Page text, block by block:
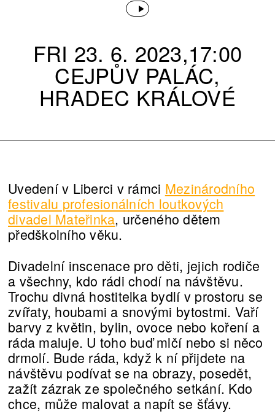
FRI 23. 6. 2023,17:00
CEJPŮV PALÁC,
HRADEC KRÁLOVÉ
Uvedení v Liberci v rámci Mezinárodního
festivalu profesionálních loutkových
divadel Mateřinka, určeného dětem
předškolního věku.
Divadelní inscenace pro děti, jejich rodiče
a všechny, kdo rádi chodí na návštěvu.
Trochu divná hostitelka bydlí v prostoru se
zvířaty, houbami a snovými bytostmi. Vaří
barvy z květin, bylin, ovoce nebo koření a
ráda maluje. U toho buď mlčí nebo si něco
drmolí. Bude ráda, když k ní přijdete na
návštěvu podívat se na obrazy, posedět,
zažít zázrak ze společného setkání. Kdo
chce, může malovat a napít se šťávy.